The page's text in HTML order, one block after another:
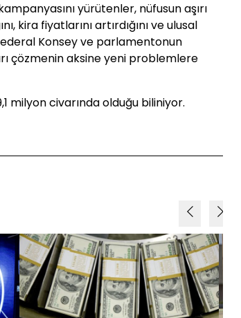
yürütenler, nüfusun aşırı
kira fiyatlarını artırdığını ve ulusal
Konsey ve parlamentonun
çözmenin aksine yeni problemlere
milyon civarında olduğu biliniyor.